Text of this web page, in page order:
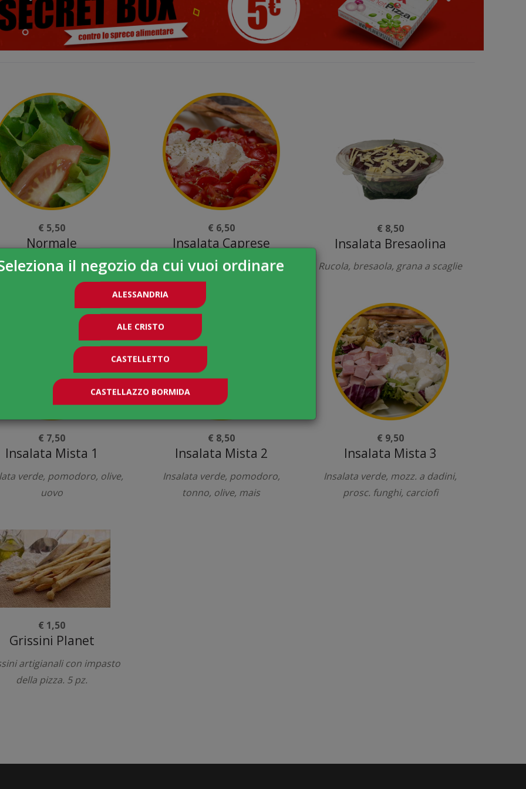
€ 5,50
Normale
verde, pomodoro
€ 6,50
Insalata Caprese
Mozzarella, pomodoro, origano
€ 8,50
Insalata Bresaolina
Rucola, bresaola, grana a scaglie
€ 7,50
Insalata Mista 1
verde, pomodoro, olive,
uovo
€ 8,50
Insalata Mista 2
Insalata verde, pomodoro,
tonno, olive, mais
€ 9,50
Insalata Mista 3
Insalata verde, mozz. a dadini,
prosc. funghi, carciofi
€ 1,50
Grissini Planet
artigianali con impasto
della pizza. 5 pz.
il negozio da cui vuoi ordinare
ALESSANDRIA
ALE CRISTO
CASTELLETTO
CASTELLAZZO BORMIDA